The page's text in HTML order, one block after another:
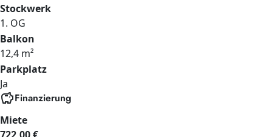
Stockwerk
1. OG
Balkon
12,4 m²
Parkplatz
Ja
savingsFinanzierung
Miete